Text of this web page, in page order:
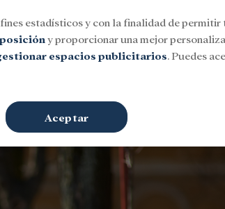
Iniciar sesión
estadísticos y con la finalidad de permitir
y proporcionar una mejor
espacios publicitarios. Puedes
Aceptar